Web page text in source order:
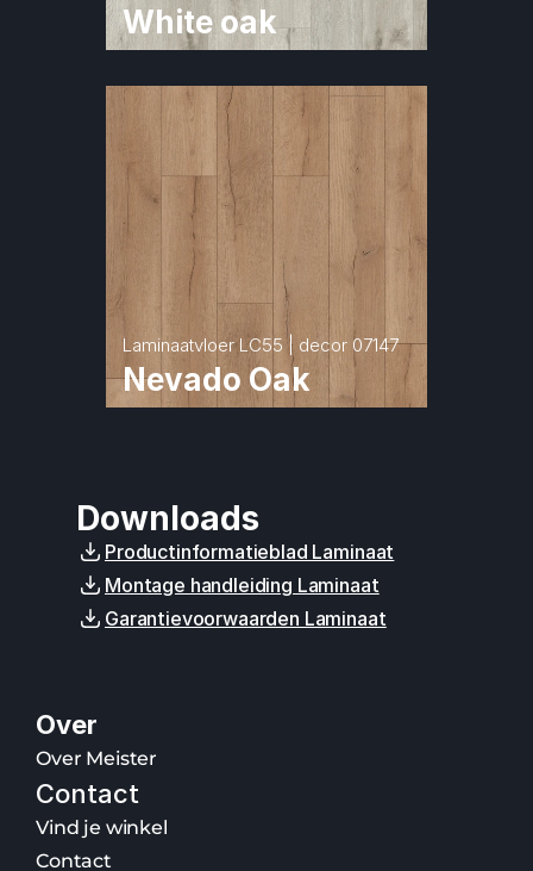
White oak
Laminaatvloer LC55 | decor 07147
Nevado Oak
Downloads
Productinformatieblad Laminaat
Montage handleiding Laminaat
Garantievoorwaarden Laminaat
Over
Over Meister
Contact
Vind je winkel
Contact